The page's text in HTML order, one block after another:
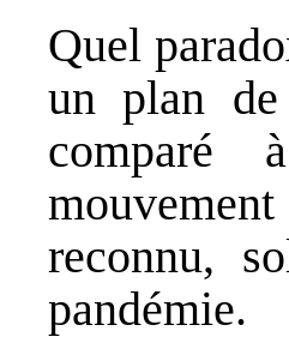
Quel
un plan
comparé
mouvement
reconnu,
pandémie.